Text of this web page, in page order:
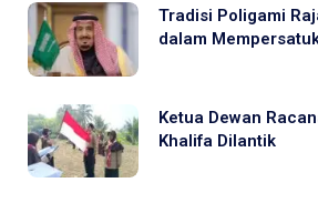
Tradisi Poligami
dalam
Ketua Dewan
Khalifa Dilantik